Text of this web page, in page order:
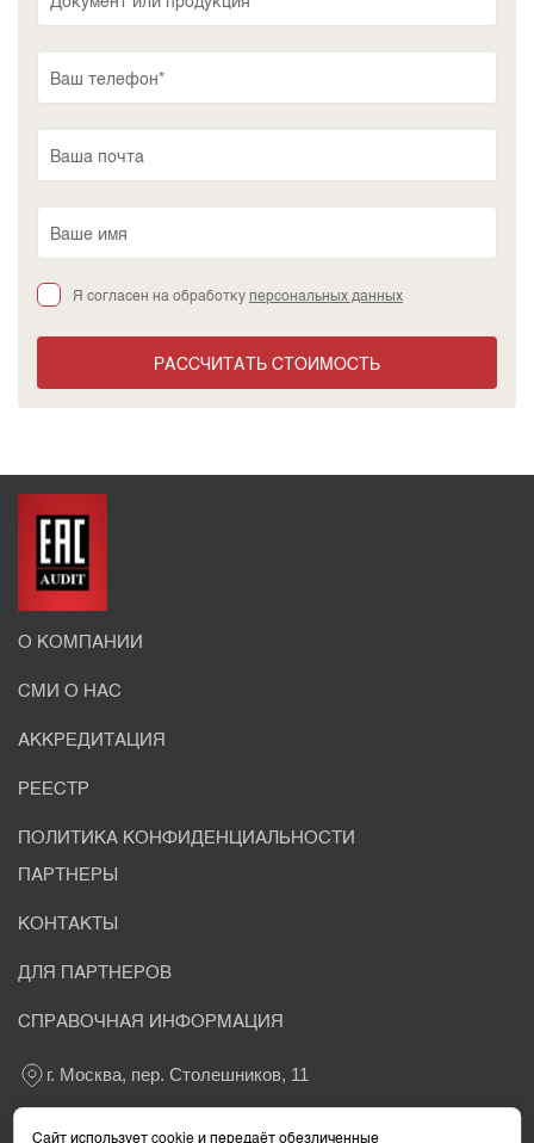
Я согласен на обработкуперсональных данных
РАССЧИТАТЬ СТОИМОСТЬ
О КОМПАНИИ
СМИ О НАС
АККРЕДИТАЦИЯ
РЕЕСТР
ПОЛИТИКА КОНФИДЕНЦИАЛЬНОСТИ
ПАРТНЕРЫ
КОНТАКТЫ
ДЛЯ ПАРТНЕРОВ
СПРАВОЧНАЯ ИНФОРМАЦИЯ
г. Москва, пер. Столешников, 11
Сайт использует cookie и передаёт обезличенные